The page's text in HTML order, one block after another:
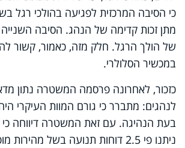
מתן זכות קדימה של הנהג. הסיבה
של הולך הרגל. חלק מזה, כאמור, קשור
במכשיר הסלולרי.
כזכור, לאחרונה פרסמה המשטרה נתון
לנהגים: מתברר כי גורם המוות העיקרי
ניתנו פי 2.5 דוחות תנועה בשל